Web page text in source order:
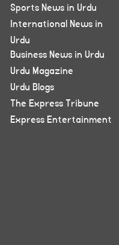
Sports News in Urdu
International News in
Urdu
Business News in Urdu
Urdu Magazine
Urdu Blogs
The Express Tribune
Express Entertainment